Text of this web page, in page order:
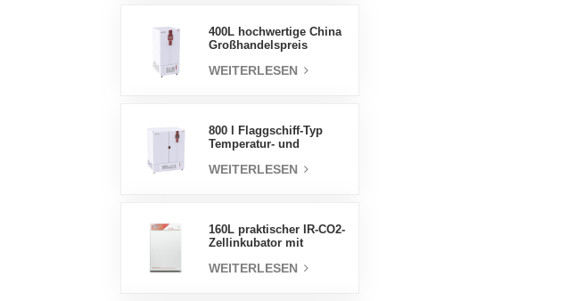
400L hochwertige China
Großhandelspreis
Luftfeuchtigkeit stabile
WEITERLESEN
800 l Flaggschiff-Typ
Temperatur- und
Inkubatorkammer,
WEITERLESEN
160L praktischer IR-CO2-
Zellinkubator mit
professionelle Fabrik-
WEITERLESEN